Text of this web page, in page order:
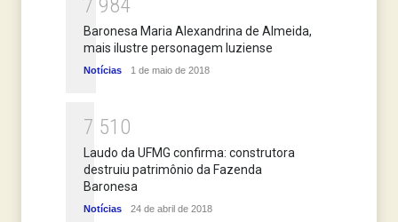
7 984
Baronesa Maria Alexandrina de Almeida,
mais ilustre personagem luziense
Notícias 1 de maio de 2018
7 51 0
Laudo da UFMG confirma: construtora
destruiu patrimônio da Fazenda
Baronesa
Notícias 24 de abril de 2018